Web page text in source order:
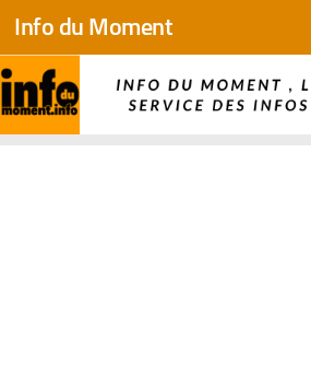
Skip to content
Info du Moment